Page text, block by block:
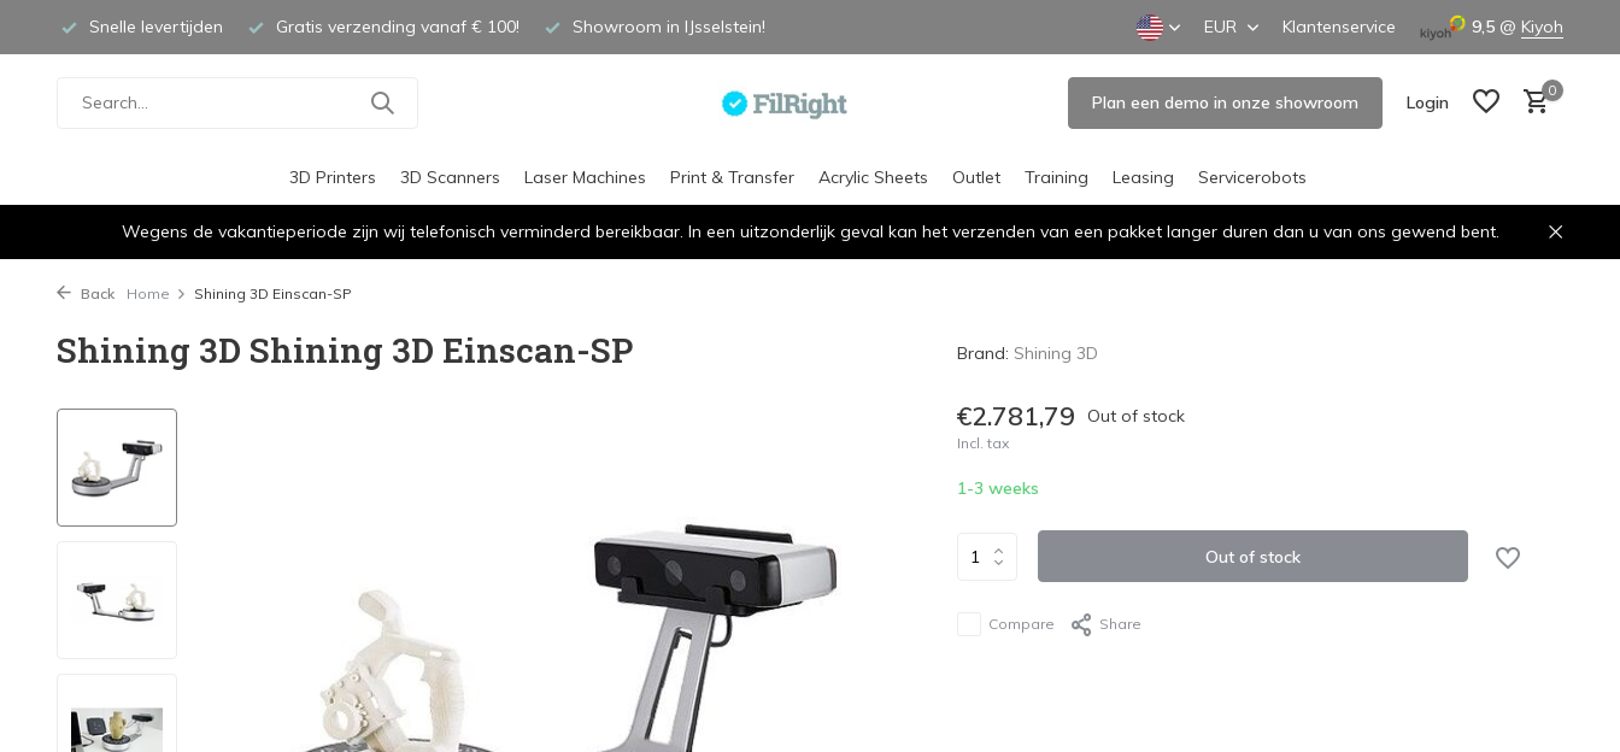
Snelle levertijden Gratis verzending vanaf € 100! Showroom in IJsselstein! EUR Klantenservice 9,5 @ Kiyoh
Plan een demo in onze showroom Login
0
3D Printers 3D Scanners Laser Machines Print & Transfer Acrylic Sheets Outlet Training Leasing Servicerobots
Wegens de vakantieperiode zijn wij telefonisch verminderd bereikbaar. In een uitzonderlijk geval kan het verzenden van een pakket langer duren dan u van ons gewend bent.
Back Home Shining 3D Einscan-SP
Shining 3D Shining 3D Einscan-SP Brand: Shining 3D
€2.781,79 Out of stock
Incl. tax
1-3 weeks
Out of stock
Compare Share